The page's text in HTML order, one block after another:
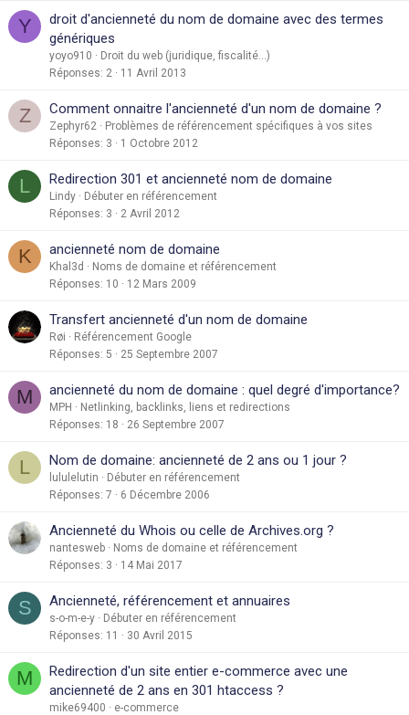
Y
droit d'ancienneté du nom de domaine avec des termes
génériques
yoyo910
Droit du web (juridique, fiscalité...)
Réponses 2 11 Avril 2013
Z Comment onnaitre l'ancienneté d'un nom de domaine ?
Zephyr62
Problèmes de référencement spécifiques à vos sites
Réponses 3 1 Octobre 2012
L Redirection 301 et ancienneté nom de domaine
Lindy
Débuter en référencement
Réponses 3 2 Avril 2012
K ancienneté nom de domaine
Khal3d
Noms de domaine et référencement
Réponses 10 12 Mars 2009
Transfert ancienneté d'un nom de domaine
Røi
Référencement Google
Réponses 5 25 Septembre 2007
M ancienneté du nom de domaine : quel degré d'importance?
MPH
Netlinking, backlinks, liens et redirections
Réponses 18 26 Septembre 2007
L Nom de domaine: ancienneté de 2 ans ou 1 jour ?
lululelutin
Débuter en référencement
Réponses 7 6 Décembre 2006
Ancienneté du Whois ou celle de Archives.org ?
nantesweb
Noms de domaine et référencement
Réponses 3 14 Mai 2017
S Ancienneté, référencement et annuaires
s-o-m-e-y
Débuter en référencement
Réponses 11 30 Avril 2015
M
Redirection d'un site entier e-commerce avec une
ancienneté de 2 ans en 301 htaccess ?
mike69400
e-commerce